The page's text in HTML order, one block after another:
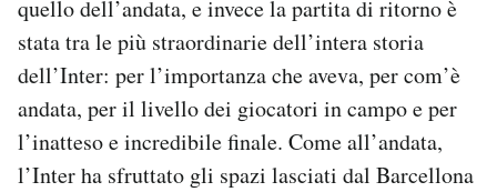
quello dell’andata, e invece la partita di ritorno è
stata tra le più straordinarie dell’intera storia
dell’Inter: per l’importanza che aveva, per com’è
andata, per il livello dei giocatori in campo e per
l’inatteso e incredibile finale. Come all’andata,
l’Inter ha sfruttato gli spazi lasciati dal Barcellona